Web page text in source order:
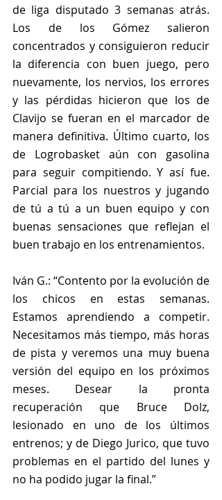
de liga disputado 3 semanas atrás.
Los de los Gómez salieron
concentrados y consiguieron reducir
la diferencia con buen juego, pero
nuevamente, los nervios, los errores
y las pérdidas hicieron que los de
Clavijo se fueran en el marcador de
manera definitiva. Último cuarto, los
de Logrobasket aún con gasolina
para seguir compitiendo. Y así fue.
Parcial para los nuestros y jugando
de tú a tú a un buen equipo y con
buenas sensaciones que reflejan el
buen trabajo en los entrenamientos.
Iván G.: “Contento por la evolución de
los chicos en estas semanas.
Estamos aprendiendo a competir.
Necesitamos más tiempo, más horas
de pista y veremos una muy buena
versión del equipo en los próximos
meses. Desear la pronta
recuperación que Bruce Dolz,
lesionado en uno de los últimos
entrenos; y de Diego Jurico, que tuvo
problemas en el partido del lunes y
no ha podido jugar la final.”